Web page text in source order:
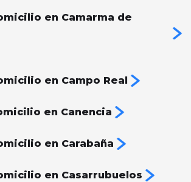
en Camarma de
en Campo Real
en Canencia
en Carabaña
en Casarrubuelos